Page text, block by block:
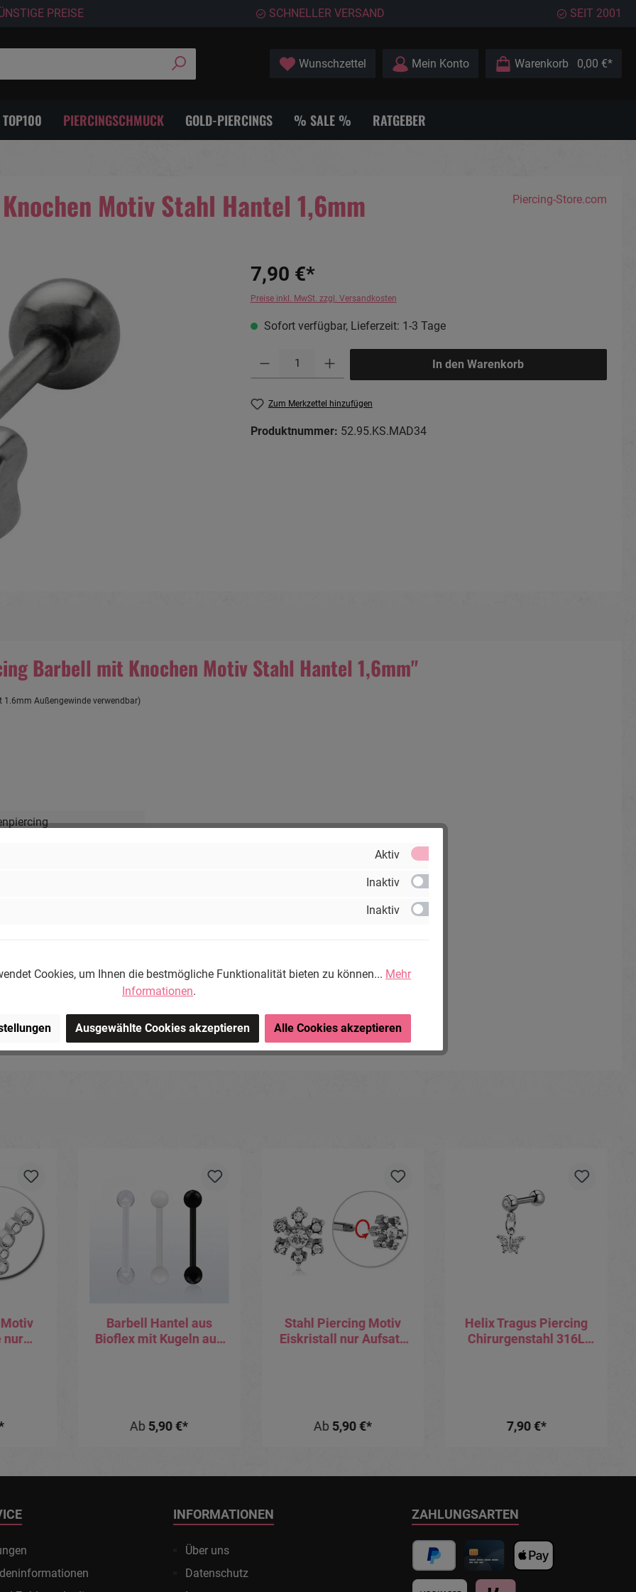
PREISE SCHNELLER VERSAND SEIT 2001
Wunschzettel Mein Konto Warenkorb 0,00 €*
PIERCINGSCHMUCK GOLD-PIERCINGS % SALE % RATGEBER
Motiv Stahl Hantel 1,6mm Piercing-Store.com
7,90 €*
Preise inkl. MwSt. zzgl. Versandkosten
Sofort verfügbar, Lieferzeit: 1-3 Tage
In den Warenkorb
Zum Merkzettel hinzufügen
Produktnummer: 52.95.KS.MAD34
Barbell mit Knochen Motiv Stahl Hantel 1,6mm"
Außengewinde verwendbar)
Deutschland.
nur
Barbell Hantel aus
Bioflex mit Kugeln aus
Ab 5,90 €*
Stahl Piercing Motiv
Eiskristall nur Aufsatz
Ab 5,90 €*
Helix Tragus Piercing
Chirurgenstahl 316L
7,90 €*
INFORMATIONEN
Über uns
Datenschutz
ZAHLUNGSARTEN
Aktiv
Inaktiv
Inaktiv
Cookies, um Ihnen die bestmögliche Funktionalität bieten zu können... Mehr
Informationen.
Ausgewählte Cookies akzeptieren Alle Cookies akzeptieren